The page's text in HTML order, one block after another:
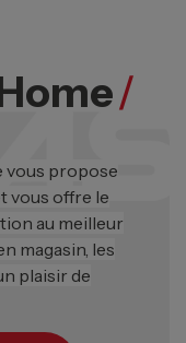
/
vous propose
vous offre le
au meilleur
magasin, les
plaisir de